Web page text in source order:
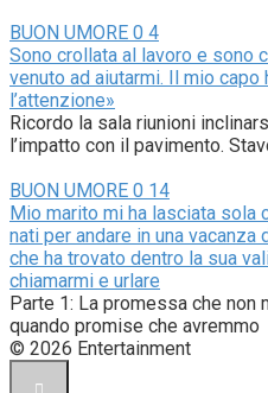
BUON UMORE 0 4
Sono crollata al lavoro e sono
venuto ad aiutarmi. Il mio
l’attenzione»
Ricordo la sala riunioni
l’impatto con il pavimento.
BUON UMORE 0 14
Mio marito mi ha lasciata sola
nati per andare in una vacanza
che ha trovato dentro la sua
chiamarmi e urlare
Parte 1: La promessa che non
quando promise che avremmo
© 2026 Entertainment